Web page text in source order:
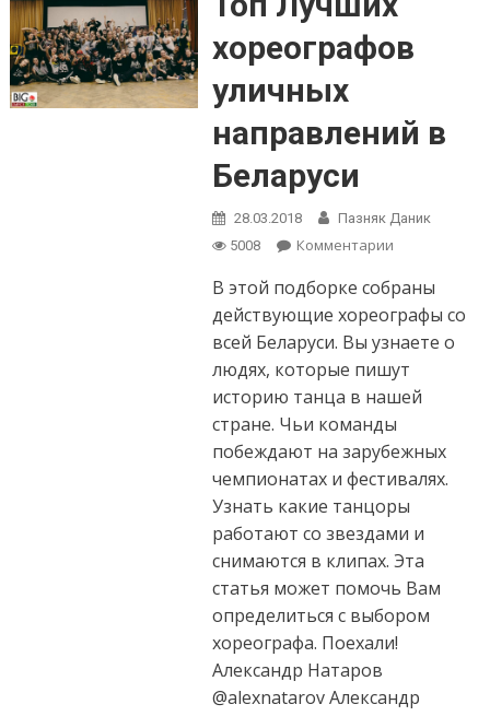
хореографов
уличных
направлений в
Беларуси
28.03.2018
Пазняк Даник
5008
Комментарии
хореографов
уличных
направлений
в Беларуси
В этой подборке собраны
действующие хореографы со
всей Беларуси. Вы узнаете о
людях, которые пишут
историю танца в нашей
стране. Чьи команды
побеждают на зарубежных
чемпионатах и фестивалях.
Узнать какие танцоры
работают со звездами и
снимаются в клипах. Эта
статья может помочь Вам
определиться с выбором
хореографа. Поехали!
Александр Натаров
@alexnatarov Александр